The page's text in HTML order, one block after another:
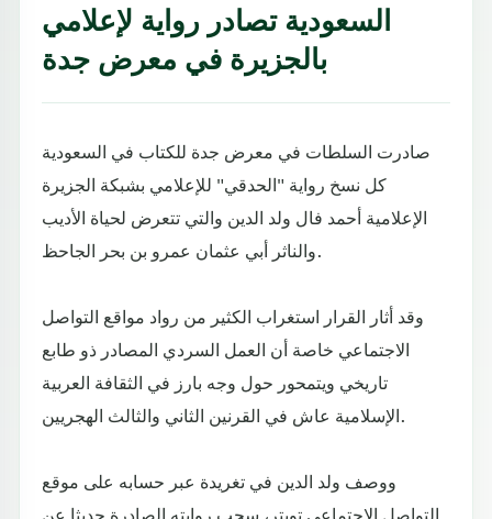
السعودية تصادر رواية لإعلامي
بالجزيرة في معرض جدة
صادرت السلطات في معرض جدة للكتاب في السعودية
كل نسخ رواية "الحدقي" للإعلامي بشبكة الجزيرة
الإعلامية أحمد فال ولد الدين والتي تتعرض لحياة الأديب
والناثر أبي عثمان عمرو بن بحر الجاحظ.
وقد أثار القرار استغراب الكثير من رواد مواقع التواصل
الاجتماعي خاصة أن العمل السردي المصادر ذو طابع
تاريخي ويتمحور حول وجه بارز في الثقافة العربية
الإسلامية عاش في القرنين الثاني والثالث الهجريين.
ووصف ولد الدين في تغريدة عبر حسابه على موقع
التواصل الاجتماعي تويتر، سحب روايته الصادرة حديثا عن